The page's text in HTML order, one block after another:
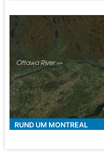
RUND UM MONTREAL